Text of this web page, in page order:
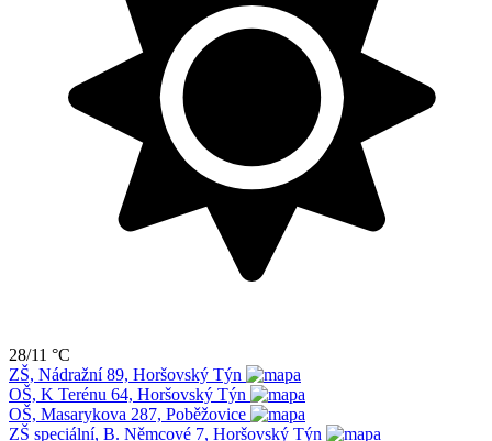
28/11 °C
ZŠ, Nádražní 89, Horšovský Týn
OŠ, K Terénu 64, Horšovský Týn
OŠ, Masarykova 287, Poběžovice
ZŠ speciální, B. Němcové 7, Horšovský Týn